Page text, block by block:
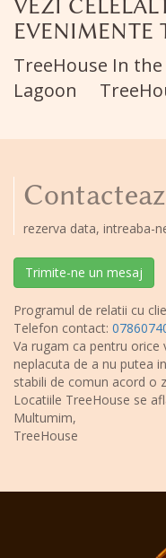
VEZI
EVENIMENTE
TreeHouse In the
Lagoon
rezerva data, intreaba-
Trimite-ne un mesaj
Programul de relatii cu
Telefon contact:
Va rugam ca pentru
neplacuta de a nu putea
stabili de comun acord o
Locatiile TreeHouse se
Multumim,
TreeHouse